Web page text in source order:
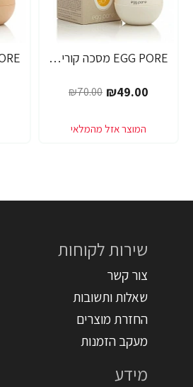
-30% EGG PORE מסכה קוריאנית לניקוי ראשים שחורים 30 גרם - מבית Tony Moly
₪49.00
₪70.00
-34%
שירות לקוחות
צור קשר
שאלות ותשובות
החזרת מוצרים
מעקב הזמנות
מידע